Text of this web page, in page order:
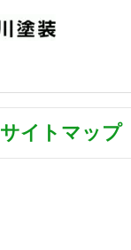
サイトマップ